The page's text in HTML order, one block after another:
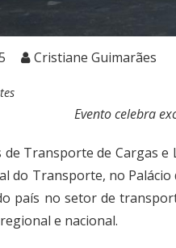
Cristiane Guimarães
Evento celebra
de Transporte de Cargas
do Transporte, no
país no setor de
e nacional.